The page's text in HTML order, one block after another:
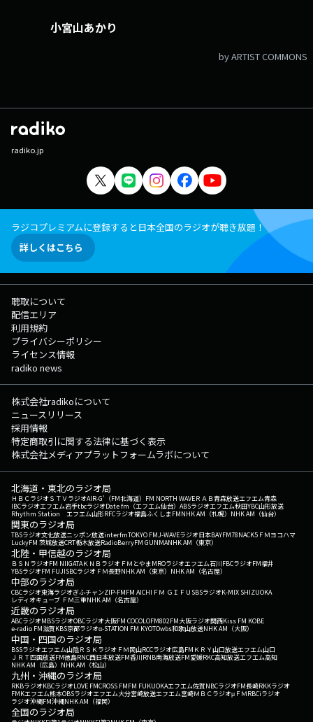
小宮山あかり
by ARTIST COMMONS
radiko.jp
ラジコプレミアムに登録すると日本全国のラジオが聴き放題！
詳しくはこちら
聴取について
配信エリア
利用規約
プライバシーポリシー
ライセンス情報
radiko news
株式会社radikoについて
ニュースリリース
採用情報
特定商取引に関する法律に基づく表示
株式会社メディアプラットフォームラボについて
北海道・東北のラジオ局
ＨＢＣラジオＳＴＶラジオAIR-G'（FM北海道） FM NORTH WAVEＲＡＢ青森放送エフエム青森
IBCラジオエフエム岩手tbcラジオDate fm（エフエム仙台） ABSラジオエフエム秋田YBC山形放送
Rhythm Station エフエム山形RFCラジオ福島ふくしまFMNHK AM（札幌） NHK AM（仙台）
関東のラジオ局
TBSラジオ文化放送ニッポン放送interfmTOKYO FMJ-WAVEラジオ日本BAYFM78NACK5 ＦＭヨコハマ
LuckyFM 茨城放送CRT栃木放送RadioBerryFM GUNMANHK AM（東京）
北陸・甲信越のラジオ局
ＢＳＮラジオFM NIIGATAＫＮＢラジオ ＦＭとやまMROラジオエフエム石川FBCラジオFM福井
YBSラジオFM FUJISBCラジオ ＦＭ長野NHK AM（東京） NHK AM（名古屋）
中部のラジオ局
CBCラジオ東海ラジオぎふチャンZIP-FMFM AICHI ＦＭ ＧＩＦＵ SBSラジオK-MIX SHIZUOKA
レディオキューブ ＦＭ三重NHK AM（名古屋）
近畿のラジオ局
ABCラジオMBSラジオOBCラジオ大阪FM COCOLOFM802FM大阪ラジオ関西Kiss FM KOBE
e-radio FM滋賀KBS京都ラジオα-STATION FM KYOTOwbs和歌山放送NHK AM（大阪）
中国・四国のラジオ局
BSSラジオエフエム山陰ＲＳＫラジオ ＦＭ岡山RCCラジオ広島FM ＫＲＹ山口放送エフエム山口
ＪＲＴ四国放送FM徳島RNC西日本放送FM香川RNB南海放送FM愛媛RKC高知放送エフエム高知
NHK AM（広島） NHK AM（松山）
九州・沖縄のラジオ局
RKBラジオKBCラジオLOVE FMCROSS FMFM FUKUOKAエフエム佐賀NBCラジオFM長崎RKKラジオ
FMKエフエム熊本OBSラジオエフエム大分宮崎放送エフエム宮崎ＭＢＣラジオμＦＭRBCiラジオ
ラジオ沖縄FM沖縄NHK AM（福岡）
全国のラジオ局